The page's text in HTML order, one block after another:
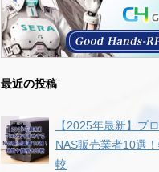
最近の投稿
【2025年最新】プ
NAS販売業者10選
較